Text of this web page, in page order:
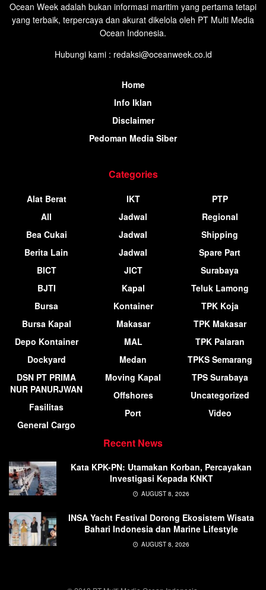
Ocean Week adalah bukan informasi maritim yang pertama tetapi
yang terbaik, terpercaya dan akurat dikelola oleh PT Multi Media
Ocean Indonesia.
Hubungi kami : redaksi@oceanweek.co.id
Home
Info Iklan
Disclaimer
Pedoman Media Siber
Categories
Alat Berat
All
Bea Cukai
Berita Lain
BICT
BJTI
Bursa
Bursa Kapal
Depo Kontainer
Dockyard
DSN PT PRIMA
NUR PANURJWAN
Fasilitas
General Cargo
IKT
Jadwal
Jadwal
Jadwal
JICT
Kapal
Kontainer
Makasar
MAL
Medan
Moving Kapal
Offshores
Port
PTP
Regional
Shipping
Spare Part
Surabaya
Teluk Lamong
TPK Koja
TPK Makasar
TPK Palaran
TPKS Semarang
TPS Surabaya
Uncategorized
Video
Recent News
Kata KPK-PN: Utamakan Korban, Percayakan
Investigasi Kepada KNKT
AUGUST 8, 2026
INSA Yacht Festival Dorong Ekosistem Wisata
Bahari Indonesia dan Marine Lifestyle
AUGUST 8, 2026